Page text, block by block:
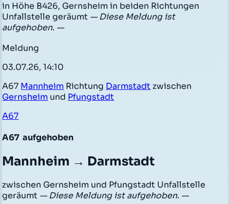
in Höhe B426, Gernsheim in beiden Richtungen
Unfallstelle geräumt — Diese Meldung ist
aufgehoben. —
Meldung
03.07.26, 14:10
A67 Mannheim Richtung Darmstadt zwischen
Gernsheim und Pfungstadt
A67
A67 aufgehoben
Mannheim → Darmstadt
zwischen Gernsheim und Pfungstadt Unfallstelle
geräumt — Diese Meldung ist aufgehoben. —